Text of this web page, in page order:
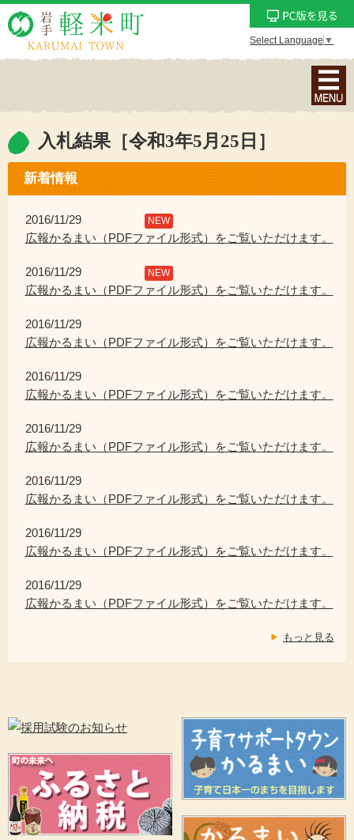
Select Language ▼
ナ
ビ
ョ
ン
ニ
を
入札結果［令和3年5月25日］
新着情報
2016/11/29 NEW
広報かるまい（PDFファイル形式）をご覧いただけます。
2016/11/29 NEW
広報かるまい（PDFファイル形式）をご覧いただけます。
2016/11/29
広報かるまい（PDFファイル形式）をご覧いただけます。
2016/11/29
広報かるまい（PDFファイル形式）をご覧いただけます。
2016/11/29
広報かるまい（PDFファイル形式）をご覧いただけます。
2016/11/29
広報かるまい（PDFファイル形式）をご覧いただけます。
2016/11/29
広報かるまい（PDFファイル形式）をご覧いただけます。
2016/11/29
広報かるまい（PDFファイル形式）をご覧いただけます。
もっと見る